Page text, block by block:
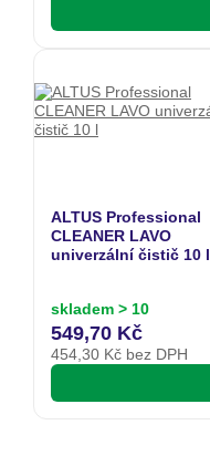
ALTUS Professional
CLEANER LAVO
univerzální čistič 10 l
skladem > 10
549,70 Kč
454,30 Kč bez DPH